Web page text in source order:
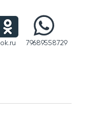
ok.ru 79689558729